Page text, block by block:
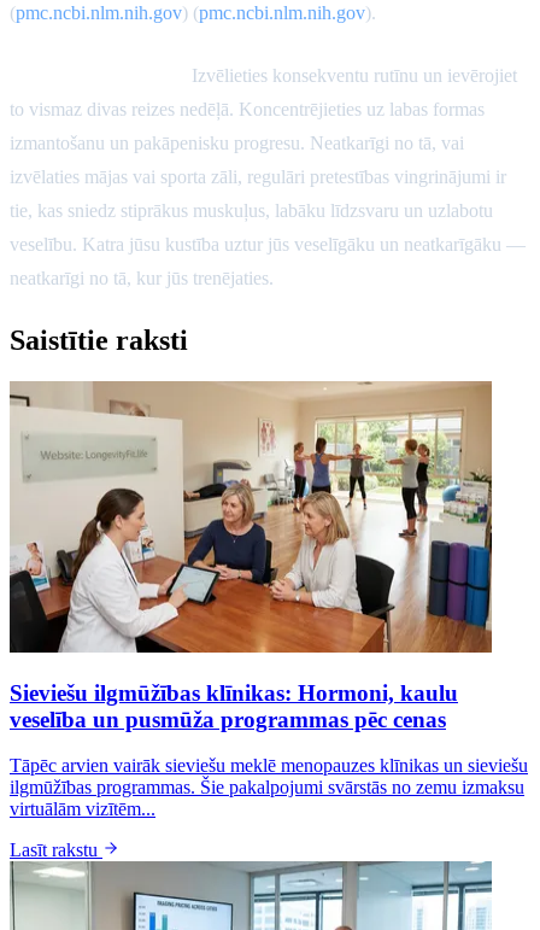
(pmc.ncbi.nlm.nih.gov) (pmc.ncbi.nlm.nih.gov).
Izvēlieties konsekventu rutīnu un ievērojiet
to vismaz divas reizes nedēļā. Koncentrējieties uz labas formas
izmantošanu un pakāpenisku progresu. Neatkarīgi no tā, vai
izvēlaties mājas vai sporta zāli, regulāri pretestības vingrinājumi ir
tie, kas sniedz stiprākus muskuļus, labāku līdzsvaru un uzlabotu
veselību. Katra jūsu kustība uztur jūs veselīgāku un neatkarīgāku —
neatkarīgi no tā, kur jūs trenējaties.
Saistītie raksti
Sieviešu ilgmūžības klīnikas: Hormoni, kaulu
veselība un pusmūža programmas pēc cenas
Tāpēc arvien vairāk sieviešu meklē menopauzes klīnikas un sieviešu
ilgmūžības programmas. Šie pakalpojumi svārstās no zemu izmaksu
virtuālām vizītēm...
Lasīt rakstu